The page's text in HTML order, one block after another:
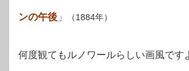
ンの午後 」 （1884年）
何度観てもルノワールらしい画風です